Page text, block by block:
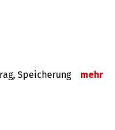
Speicherung mehr